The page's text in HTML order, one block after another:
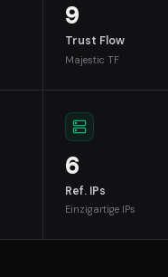
9
Trust Flow
Majestic TF
6
Ref. IPs
Einzigartige IPs